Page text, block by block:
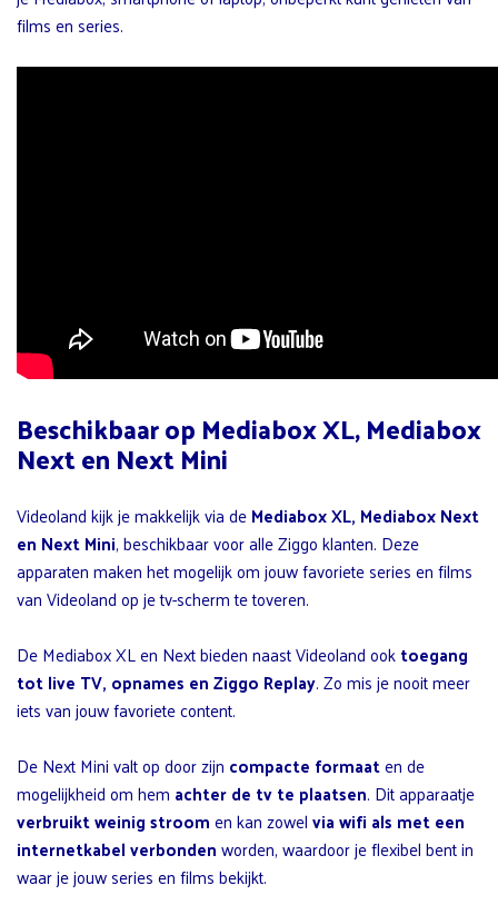
films en series.
Beschikbaar op Mediabox XL, Mediabox
Next en Next Mini
Videoland kijk je makkelijk via deMediabox XL, Mediabox Next
en Next Mini, beschikbaar voor alle Ziggo klanten. Deze
apparaten maken het mogelijk om jouw favoriete series en films
van Videoland op je tv-scherm te toveren.
De Mediabox XL en Next bieden naast Videoland ooktoegang
tot live TV, opnames en Ziggo Replay. Zo mis je nooit meer
iets van jouw favoriete content.
De Next Mini valt op door zijn compacte formaaten de
mogelijkheid om hem achter de tv te plaatsen. Dit apparaatje
verbruikt weinig stroomen kan zowelvia wifi als met een
internetkabel verbondenworden, waardoor je flexibel bent in
waar je jouw series en films bekijkt.